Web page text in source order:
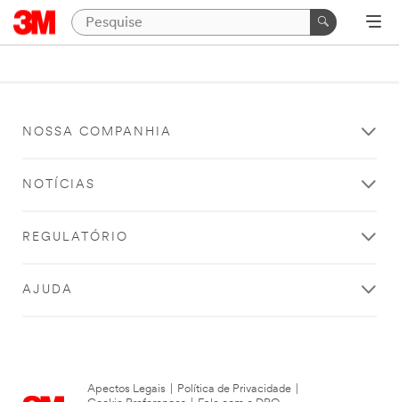
NOSSA COMPANHIA
NOTÍCIAS
REGULATÓRIO
AJUDA
Apectos Legais Política de Privacidade